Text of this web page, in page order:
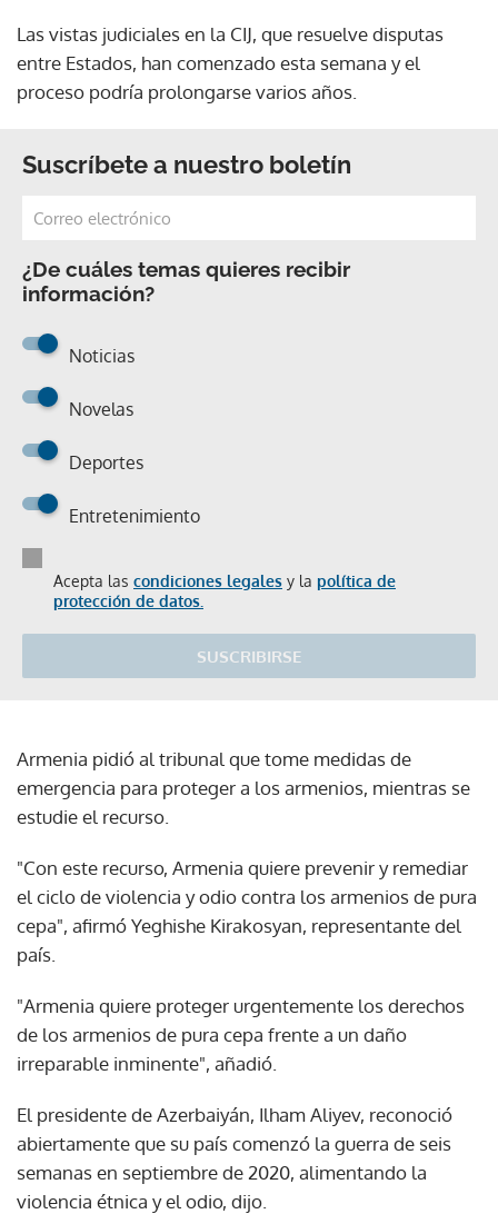
Las vistas judiciales en la CIJ, que resuelve disputas
entre Estados, han comenzado esta semana y el
proceso podría prolongarse varios años.
Suscríbete a nuestro boletín
¿De cuáles temas quieres recibir
información?
Noticias
Novelas
Deportes
Entretenimiento
Acepta las condiciones legales y la política de
protección de datos.
SUSCRIBIRSE
Armenia pidió al tribunal que tome medidas de
emergencia para proteger a los armenios, mientras se
estudie el recurso.
"Con este recurso, Armenia quiere prevenir y remediar
el ciclo de violencia y odio contra los armenios de pura
cepa", afirmó Yeghishe Kirakosyan, representante del
país.
"Armenia quiere proteger urgentemente los derechos
de los armenios de pura cepa frente a un daño
irreparable inminente", añadió.
El presidente de Azerbaiyán, Ilham Aliyev, reconoció
abiertamente que su país comenzó la guerra de seis
semanas en septiembre de 2020, alimentando la
violencia étnica y el odio, dijo.